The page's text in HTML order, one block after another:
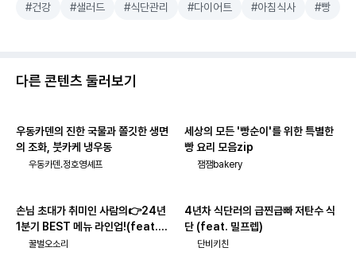
#건강 #샐러드 #식단관리 #다이어트 #아침식사 #빵
다른 콘텐츠 둘러보기
우동카덴의 진한 국물과 쫄깃한 생면
의 조화, 붓카케 냉우동
우동카덴.정호영셰프
세상의 모든 '빵순이'를 위한 특별한
빵 요리 모음zip
잼잼bakery
손님 초대가 취미인 사람의👉24년
1분기 BEST 메뉴 라인업!(feat.주
류_페어링)
꿀벌오소리
4년차 식단러의 급찐급빠 저탄수 식
단 (feat. 밀프렙)
단비키친